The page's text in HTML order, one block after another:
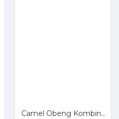
Camel Obeng Kombinasi Plus Minus 6 Pcs Combination Screwdriver Set